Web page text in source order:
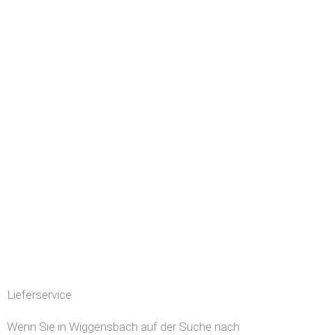
Lieferservice
Wenn Sie in Wiggensbach auf der Suche nach